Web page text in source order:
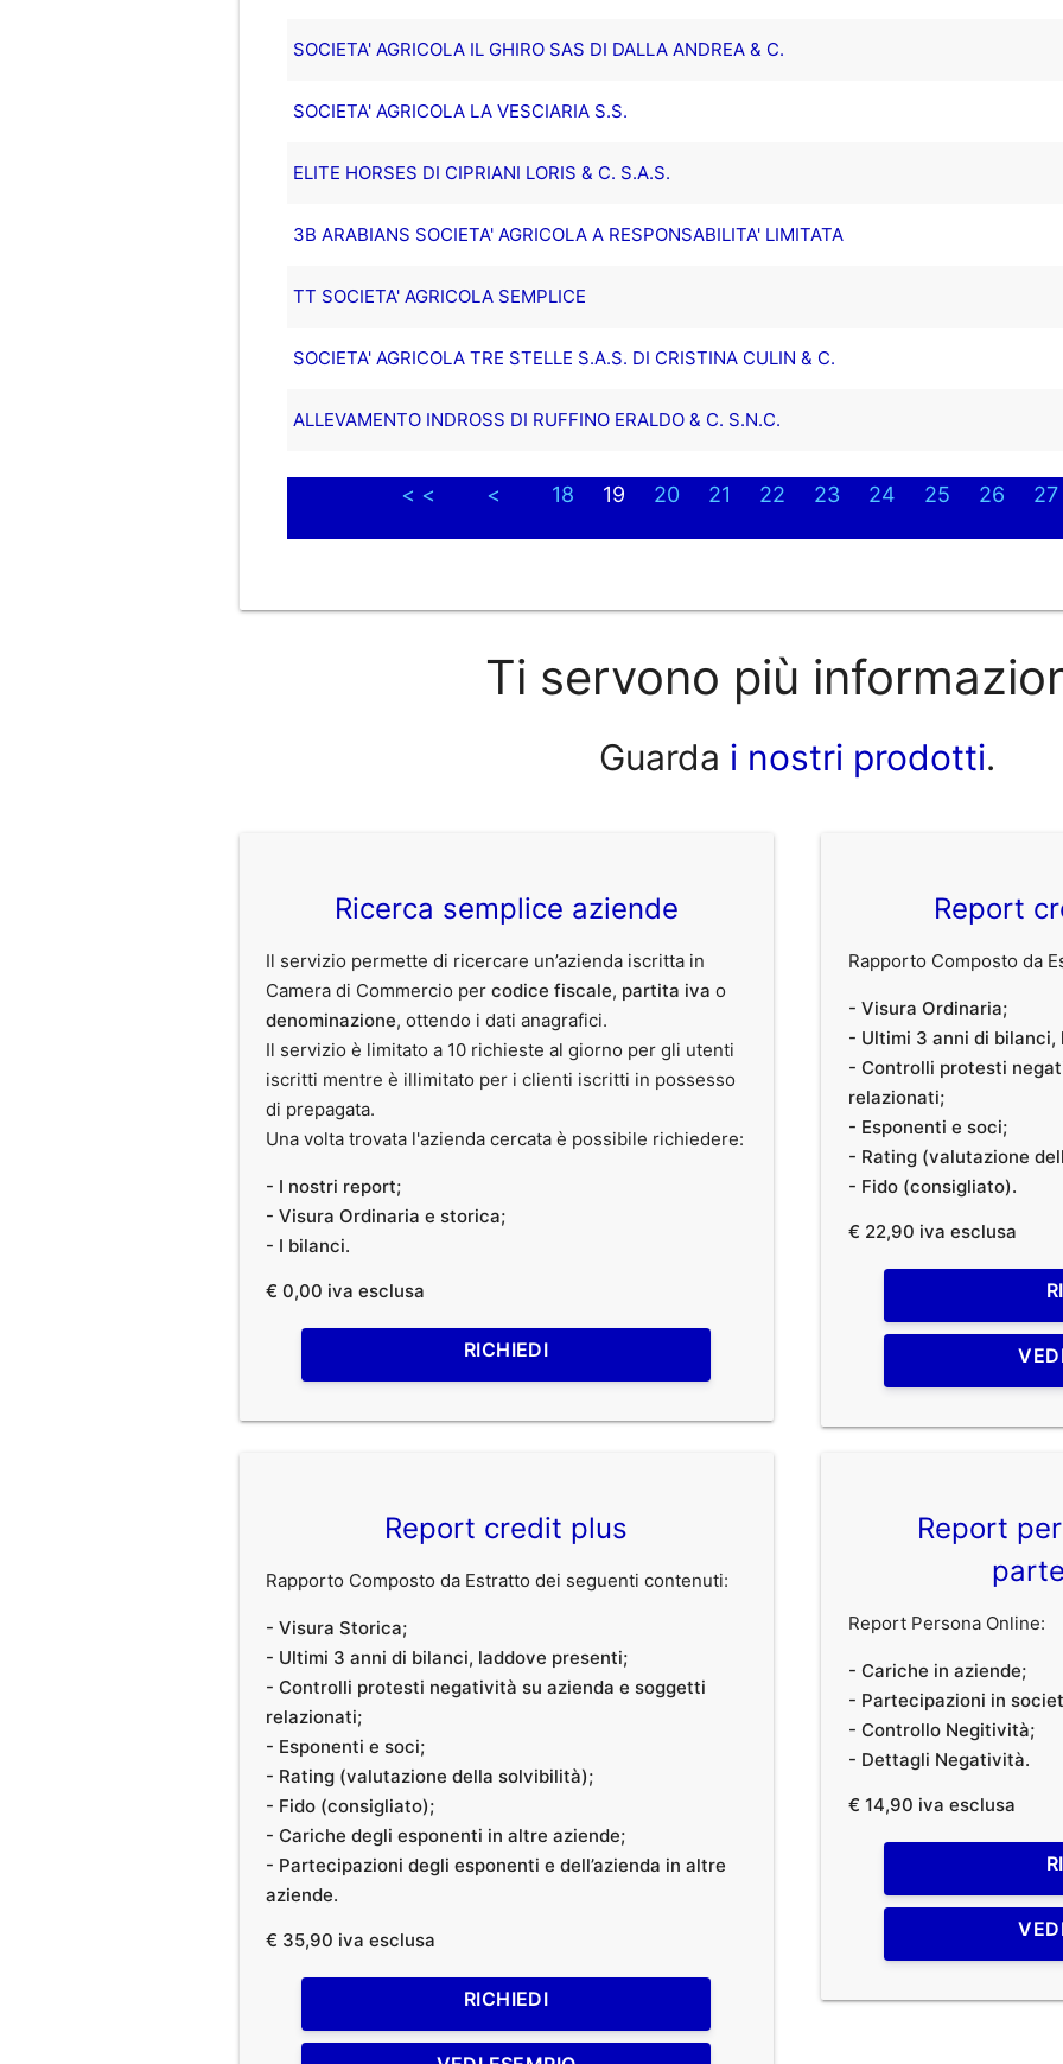
SOCIETA' AGRICOLA IL GHIRO SAS DI DALLA ANDREA & C.
SOCIETA' AGRICOLA LA VESCIARIA S.S.
ELITE HORSES DI CIPRIANI LORIS & C. S.A.S.
3B ARABIANS SOCIETA' AGRICOLA A RESPONSABILITA' LIMITATA
TT SOCIETA' AGRICOLA SEMPLICE
SOCIETA' AGRICOLA TRE STELLE S.A.S. DI CRISTINA CULIN & C.
ALLEVAMENTO INDROSS DI RUFFINO ERALDO & C. S.N.C.
< < < 18 19 20 21 22 23 24 25 26 27
Ti servono più
Guarda i nostri prodotti.
Ricerca semplice aziende
Il servizio permette di ricercare un’azienda iscritta in
Camera di Commercio percodice fiscale, partita iva o
denominazione, ottendo i dati anagrafici.
Il servizio è limitato a 10 richieste al giorno per gli utenti
iscritti mentre è illimitato per i clienti iscritti in possesso
di prepagata.
Una volta trovata l'azienda cercata è possibile richiedere:
- I nostri report;
- Visura Ordinaria e storica;
- I bilanci.
€ 0,00 iva esclusa
RICHIEDI
Report
Rapporto Composto da
- Visura Ordinaria;
- Ultimi 3 anni di bilanci,
- Controlli protesti
relazionati;
- Esponenti e soci;
- Rating (valutazione
- Fido (consigliato).
€ 22,90 iva esclusa
Report credit plus
Rapporto Composto da Estratto dei seguenti contenuti:
- Visura Storica;
- Ultimi 3 anni di bilanci, laddove presenti;
- Controlli protesti negatività su azienda e soggetti
relazionati;
- Esponenti e soci;
- Rating (valutazione della solvibilità);
- Fido (consigliato);
- Cariche degli esponenti in altre aziende;
- Partecipazioni degli esponenti e dell’azienda in altre
aziende.
€ 35,90 iva esclusa
RICHIEDI
Report
Report Persona Online:
- Cariche in aziende;
- Partecipazioni in
- Controllo Negitività;
- Dettagli Negatività.
€ 14,90 iva esclusa